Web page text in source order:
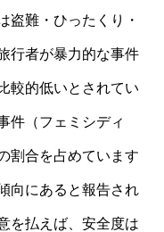
盗難・ひったくり・
行者が暴力的な事件
較的低いとされてい
件（フェミシディ
割合を占めています
向にあると報告され
を払えば、安全度は